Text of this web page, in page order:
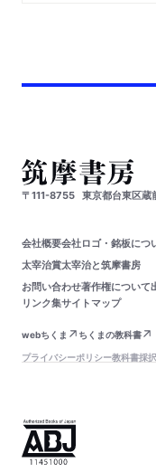
〒111-8755 東京都台東区
会社概要会社ロゴ・銘板につ
太宰治賞太宰治と筑摩書房
お問い合わせ著作権について
リンク集サイトマップ
webちくま
ちくまの教科書
プライバシーポリシー教科書採